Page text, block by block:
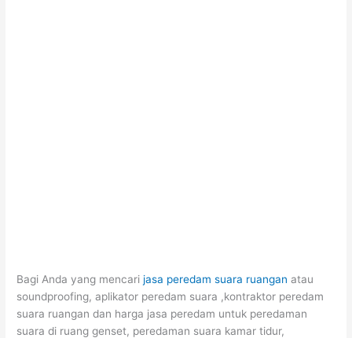
Bagi Anda yang mencarijasa peredam suara ruangan atau
soundproofing, aplikator peredam suara ,kontraktor peredam
suara ruangan dan harga jasa peredam untuk peredaman
suara di ruang genset, peredaman suara kamar tidur,